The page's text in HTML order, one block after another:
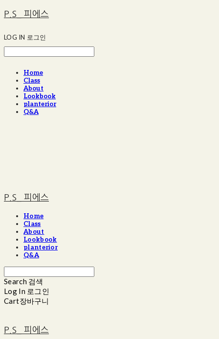
P.S_ 피에스
LOG IN 로그인
Home
Class
About
Lookbook
planterior
Q&A
P.S_ 피에스
Home
Class
About
Lookbook
planterior
Q&A
Search 검색
Log In 로그인
Cart장바구니
P.S_ 피에스